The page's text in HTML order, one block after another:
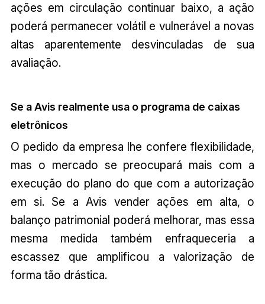
ações em circulação continuar baixo, a ação
poderá permanecer volátil e vulnerável a novas
altas aparentemente desvinculadas de sua
avaliação.
Se a Avis realmente usa o programa de caixas
eletrônicos
O pedido da empresa lhe confere flexibilidade,
mas o mercado se preocupará mais com a
execução do plano do que com a autorização
em si. Se a Avis vender ações em alta, o
balanço patrimonial poderá melhorar, mas essa
mesma medida também enfraqueceria a
escassez que amplificou a valorização de
forma tão drástica.